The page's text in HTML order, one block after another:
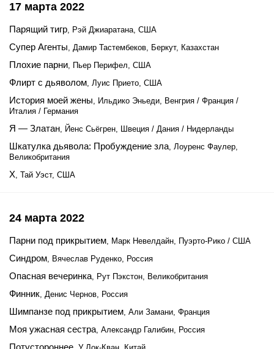
17 марта 2022
Парящий тигр, Рэй Джиаратана, США
Супер Агенты, Дамир Тастембеков, Беркут, Казахстан
Плохие парни, Пьер Перифел, США
Флирт с дьяволом, Луис Прието, США
История моей жены, Ильдико Эньеди, Венгрия / Франция /
Италия / Германия
Я — Златан, Йенс Сьёгрен, Швеция / Дания / Нидерланды
Шкатулка дьявола: Пробуждение зла, Лоуренс Фаулер,
Великобритания
X, Тай Уэст, США
24 марта 2022
Парни под прикрытием, Марк Невелдайн, Пуэрто-Рико / США
Синдром, Вячеслав Руденко, Россия
Опасная вечеринка, Рут Пэкстон, Великобритания
Финник, Денис Чернов, Россия
Шимпанзе под прикрытием, Али Замани, Франция
Моя ужасная сестра, Александр Галибин, Россия
Потустороннее